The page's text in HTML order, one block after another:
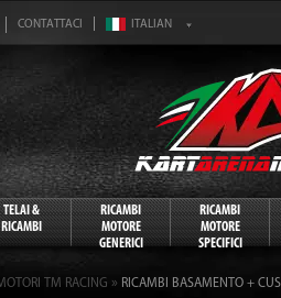
CONTATTACI
TELAI &
RICAMBI
RICAMBI
MOTORE
GENERICI
RICAMBI
MOTORE
SPECIFICI
TM RACING » RICAMBI BASAMENTO +